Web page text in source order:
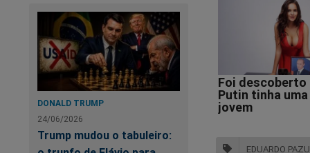
DONALD TRUMP
24/06/2026
Trump mudou o tabuleiro:
EDUARDO